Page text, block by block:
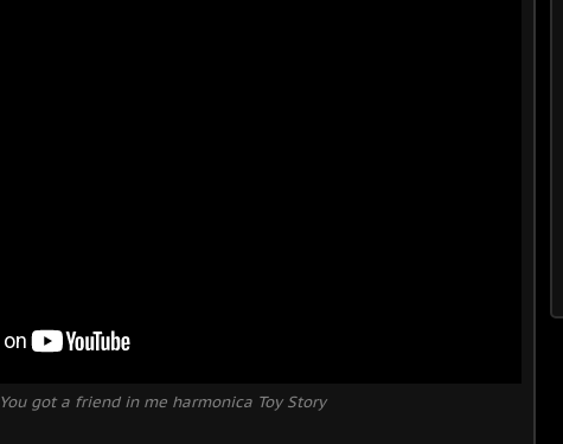
You got a friend in me harmonica Toy Story